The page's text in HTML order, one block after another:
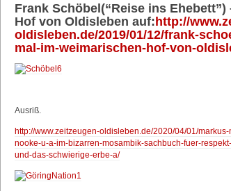
Frank Schöbel(“Reise ins
Hof von Oldisleben auf:http://
oldisleben.de/2019/01/12/frank-
mal-im-weimarischen-hof-von-
Ausriß.
http://www.zeitzeugen-oldisleben.de/2020/04/01/
nooke-u-a-im-bizarren-mosambik-sachbuch-fuer-
und-das-schwierige-erbe-a/